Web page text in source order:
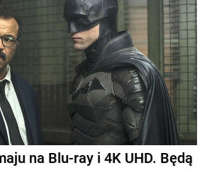
na Blu-ray i 4K UHD. Będą